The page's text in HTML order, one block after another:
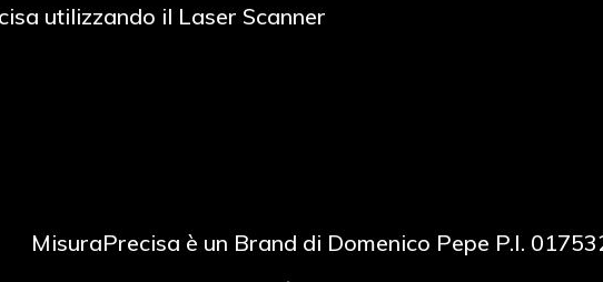
utilizzando il Laser Scanner
MisuraPrecisa è un Brand di Domenico Pepe P.I.